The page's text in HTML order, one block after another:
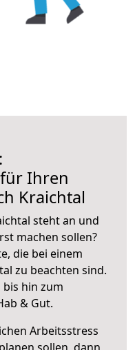
Ihren
Kraichtal
steht an und
machen sollen?
die bei einem
zu beachten sind.
hin zum
& Gut.
Arbeitsstress